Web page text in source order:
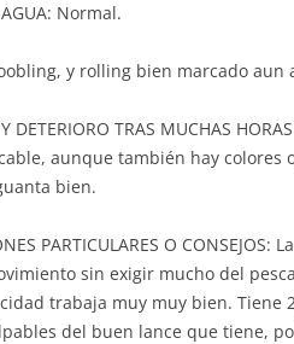
AGUA: Normal.
y rolling bien marcado aun
DETERIORO TRAS MUCHAS
aunque también hay colores
bien.
PARTICULARES O
sin exigir mucho del
trabaja muy muy bien. Tiene
del buen lance que tiene,